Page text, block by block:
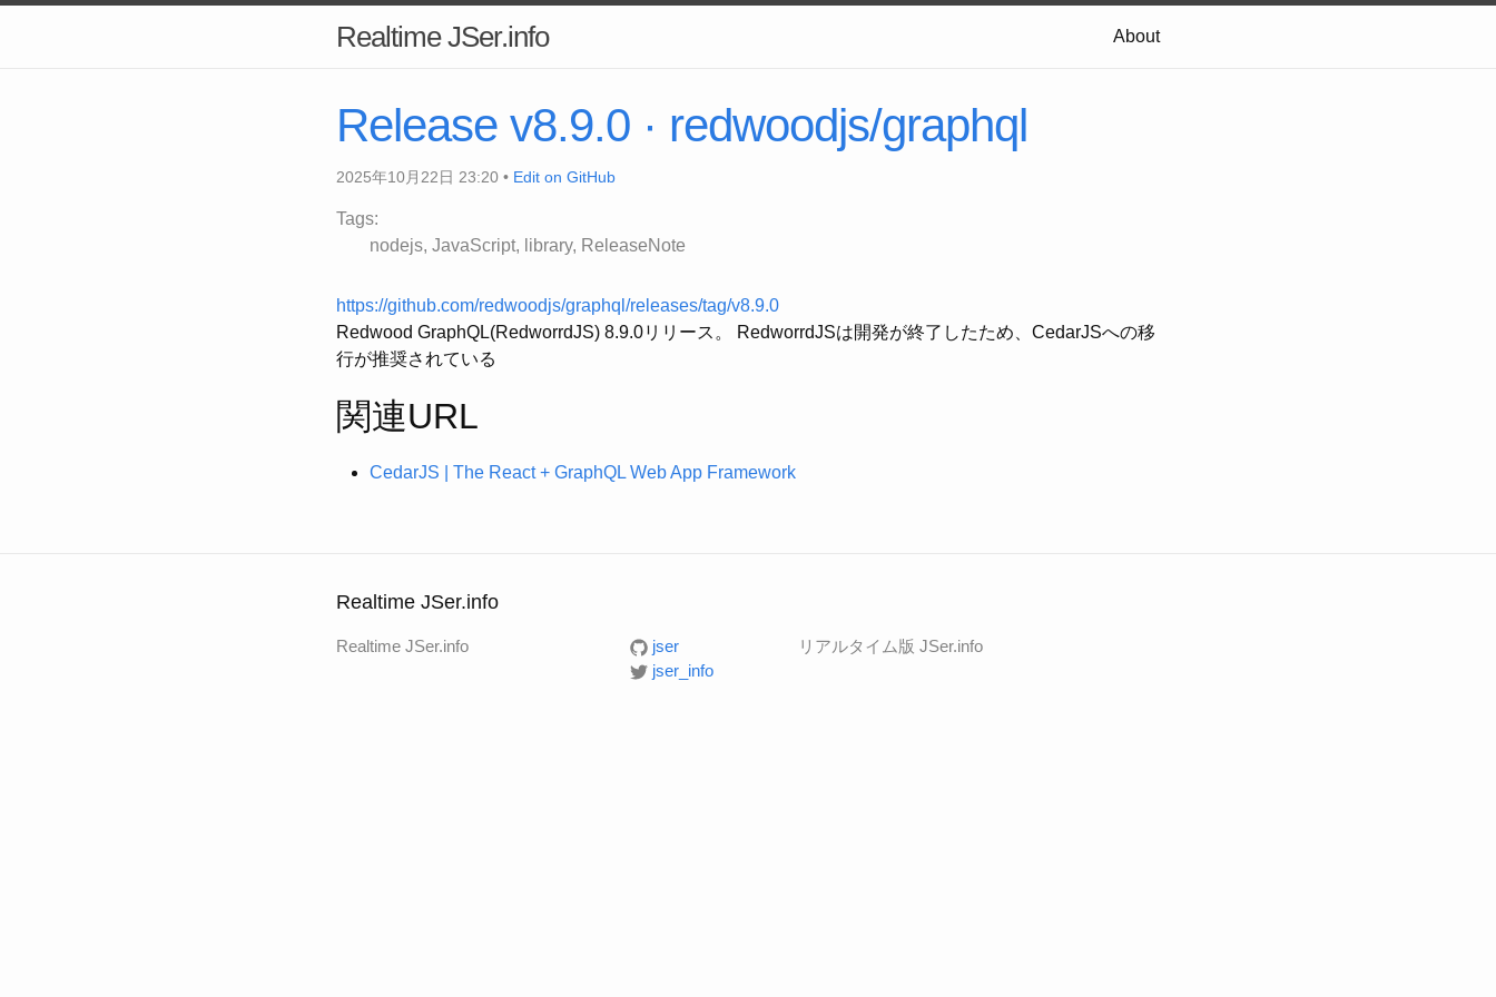
Realtime JSer.info About
Release v8.9.0 · redwoodjs/graphql
2025年10月22日 23:20 • Edit on GitHub
Tags:
nodejs JavaScript library ReleaseNote
https://github.com/redwoodjs/graphql/releases/tag/v8.9.0
Redwood GraphQL(RedworrdJS) 8.9.0リリース。 RedworrdJSは開発が終了したため、CedarJSへの移
行が推奨されている
関連URL
CedarJS | The React + GraphQL Web App Framework
Realtime JSer.info
Realtime JSer.info
jser
jser_info
リアルタイム版 JSer.info